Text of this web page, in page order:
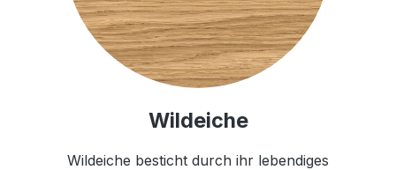
Wildeiche
Wildeiche besticht durch ihr lebendiges